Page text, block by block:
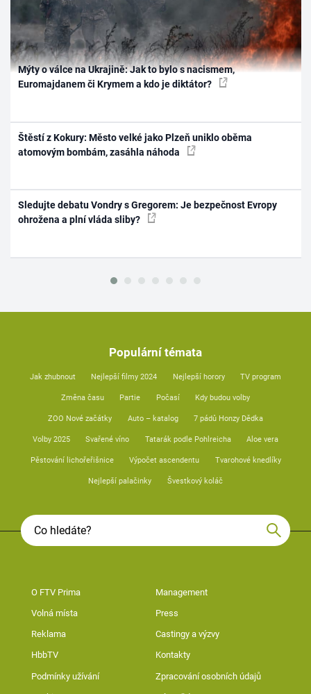
Mýty o válce na Ukrajině: Jak to bylo s nacismem,
Euromajdanem či Krymem a kdo je diktátor?
Štěstí z Kokury: Město velké jako Plzeň uniklo oběma
atomovým bombám, zasáhla náhoda
Sledujte debatu Vondry s Gregorem: Je bezpečnost Evropy
ohrožena a plní vláda sliby?
Populární témata
Jak zhubnout Nejlepší filmy 2024 Nejlepší horory TV program
Změna času Partie Počasí Kdy budou volby
ZOO Nové začátky Auto – katalog 7 pádů Honzy Dědka
Volby 2025 Svařené víno Tatarák podle Pohlreicha Aloe vera
Pěstování lichořeřišnice Výpočet ascendentu Tvarohové knedlíky
Nejlepší palačinky Švestkový koláč
O FTV Prima Management
Volná místa Press
Reklama Castingy a výzvy
HbbTV Kontakty
Podmínky užívání Zpracování osobních údajů